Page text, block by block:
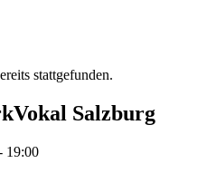
stattgefunden.
Salzburg
19:00